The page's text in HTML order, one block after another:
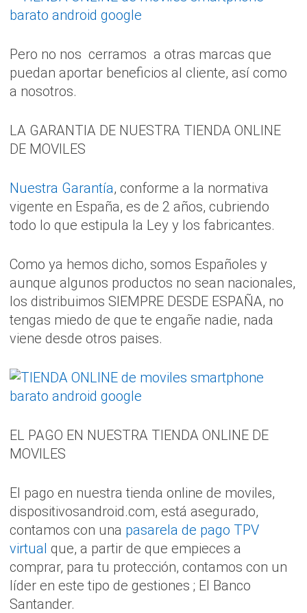
Pero no nos cerramos a otras marcas que
puedan aportar beneficios al cliente, así como
a nosotros.
LA GARANTIA DE NUESTRA TIENDA ONLINE
DE MOVILES
Nuestra Garantía, conforme a la normativa
vigente en España, es de 2 años, cubriendo
todo lo que estipula la Ley y los fabricantes.
Como ya hemos dicho, somos Españoles y
aunque algunos productos no sean nacionales,
los distribuimos SIEMPRE DESDE ESPAÑA, no
tengas miedo de que te engañe nadie, nada
viene desde otros paises.
EL PAGO EN NUESTRA TIENDA ONLINE DE
MOVILES
El pago en nuestra tienda online de moviles,
dispositivosandroid.com, está asegurado,
contamos con una pasarela de pago TPV
virtual que, a partir de que empieces a
comprar, para tu protección, contamos con un
líder en este tipo de gestiones ; El Banco
Santander.